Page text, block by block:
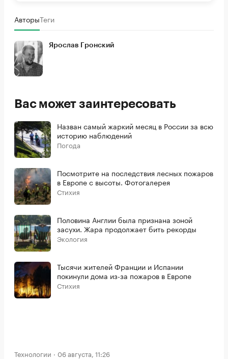
АвторыТеги
Ярослав Гронский
Вас может заинтересовать
Назван самый жаркий месяц в России за всю
историю наблюдений
Погода
Посмотрите на последствия лесных пожаров
в Европе с высоты. Фотогалерея
Стихия
Половина Англии была признана зоной
засухи. Жара продолжает бить рекорды
Экология
Тысячи жителей Франции и Испании
покинули дома из-за пожаров в Европе
Стихия
Технологии 06 августа, 11:26